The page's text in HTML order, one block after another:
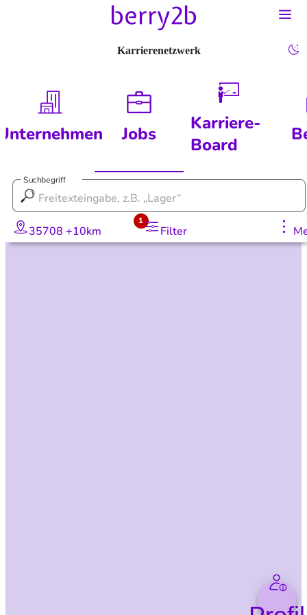
Karrierenetzwerk
Jobs
Karriere-
Board
Suchbegriff
35708 +10km Filter
1